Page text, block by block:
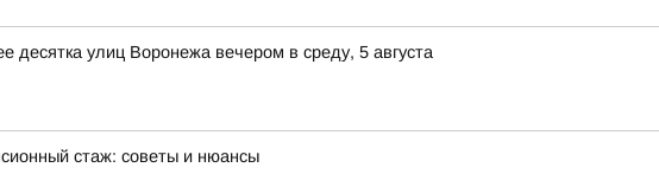
десятка улиц Воронежа вечером в среду, 5 августа
стаж: советы и нюансы